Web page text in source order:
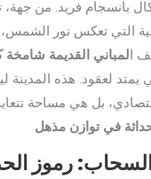
بانسجام فريد. من جهة،
التي تعكس نور
ا لمباني القديمة
يمتد لعقود. هذه المدينة
بل هي مساحة
في توازن مذهل
رموز